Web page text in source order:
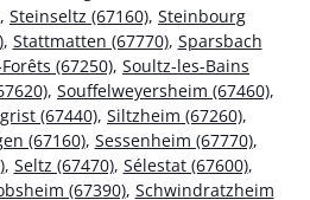
, Steinseltz (67160), Steinbourg
, Stattmatten (67770), Sparsbach
(67250), Soultz-les-Bains
, Souffelweyersheim (67460),
(67440), Siltzheim (67260),
(67160), Sessenheim (67770),
, Seltz (67470), Sélestat (67600),
(67390), Schwindratzheim